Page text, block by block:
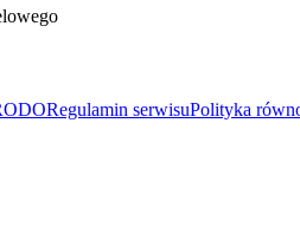
Regulamin serwisuPolityka